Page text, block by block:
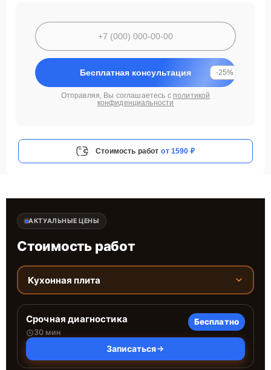
Бесплатная консультация -25%
Отправляя, Вы соглашаетесь с политикой
конфиденциальности
Стоимость работ от 1590 ₽
АКТУАЛЬНЫЕ ЦЕНЫ
Стоимость работ
Кухонная плита
Срочная диагностика
30 мин
Бесплатно
Записаться